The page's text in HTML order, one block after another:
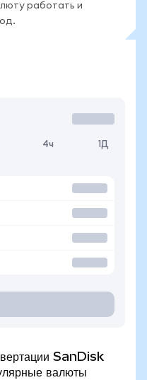
работать и
4ч 1Д
SanDisk
валюты